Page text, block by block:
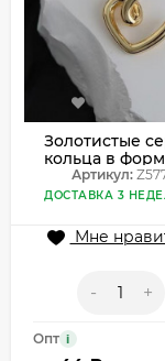
Золотистые
кольца в
изогнутых
квадратов
Артикул:
ДОСТАВКА 3
Мне
- +
Опт i